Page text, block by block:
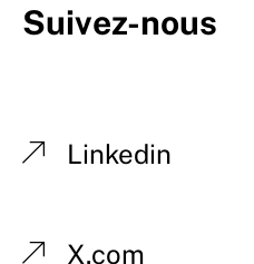
Suivez-nous
Linkedin
X.com